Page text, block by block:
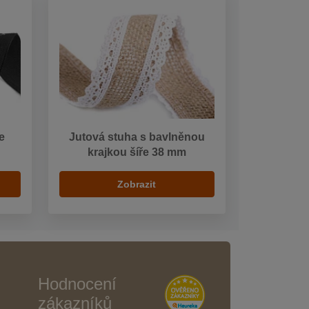
Jutová stuha s bavlněnou
krajkou šíře 38 mm
Zobrazit
Hodnocení
zákazníků